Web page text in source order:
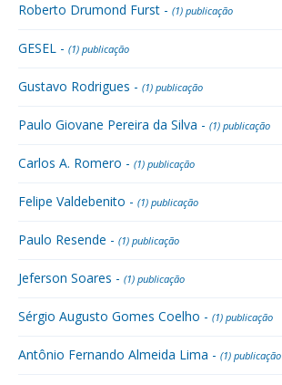
Roberto Drumond Furst - (1) publicação
GESEL - (1) publicação
Gustavo Rodrigues - (1) publicação
Paulo Giovane Pereira da Silva - (1) publicação
Carlos A. Romero - (1) publicação
Felipe Valdebenito - (1) publicação
Paulo Resende - (1) publicação
Jeferson Soares - (1) publicação
Sérgio Augusto Gomes Coelho - (1) publicação
Antônio Fernando Almeida Lima - (1) publicação